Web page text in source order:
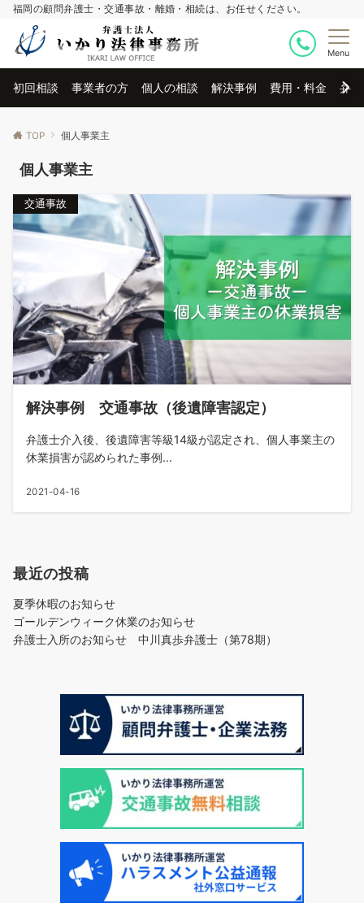
福岡の顧問弁護士・交通事故・離婚・相続は、お任せください。
Menu
初回相談 事業者の方 個人の相談 解決事例 費用・料金 弁
TOP 個人事業主
個人事業主
交通事故
解決事例 交通事故（後遺障害認定）
弁護士介入後、後遺障害等級14級が認定され、個人事業主の
休業損害が認められた事例...
2021-04-16
最近の投稿
夏季休暇のお知らせ
ゴールデンウィーク休業のお知らせ
弁護士入所のお知らせ 中川真歩弁護士（第78期）